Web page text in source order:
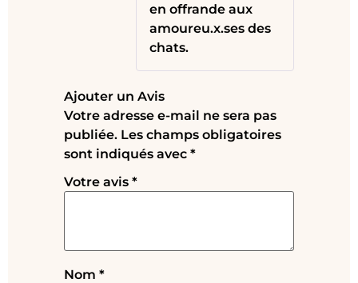
en offrande aux
amoureu.x.ses des
chats.
Ajouter un Avis
Votre adresse e-mail ne sera pas
publiée. Les champs obligatoires
sont indiqués avec *
Votre avis *
Nom *